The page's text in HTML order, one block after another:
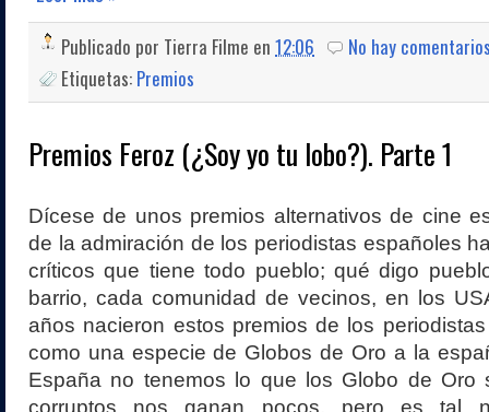
Publicado por Tierra Filme en 12:06
No hay
Etiquetas: Premios
Premios Feroz (¿Soy yo tu lobo?). Parte 1
Dícese de unos premios alternativos de cine
de la admiración de los periodistas españoles
críticos que tiene todo pueblo; qué digo
barrio, cada comunidad de vecinos, en los
años nacieron estos premios de los
como una especie de Globos de Oro a la
España no tenemos lo que los Globo de Oro